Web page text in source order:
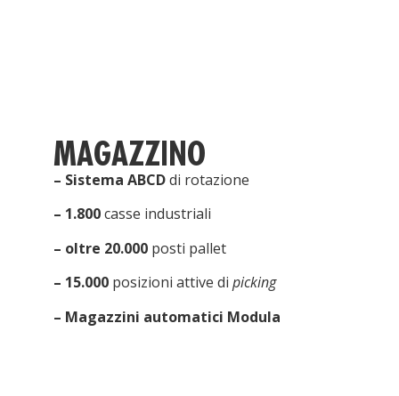
MAGAZZINO
– Sistema ABCDdi rotazione
– 1.800casse industriali
– oltre 20.000 posti pallet
– 15.000 posizioni attive di picking
– Magazzini automatici Modula